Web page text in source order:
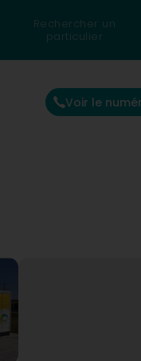
Rechercher un
particulier
Voir le